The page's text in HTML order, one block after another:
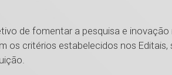
de fomentar a pesquisa e
os critérios estabelecidos nos